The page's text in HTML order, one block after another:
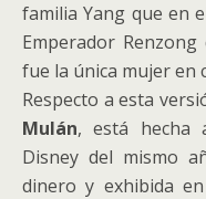
familia Yang que en
Emperador
fue la única mujer en
Respecto a esta
Mulán, está hecha
Disney del mismo
dinero y exhibida